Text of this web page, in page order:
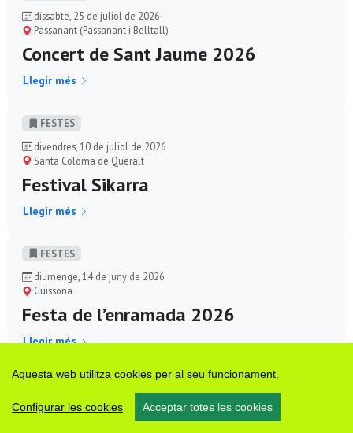
Aquesta web utilitza cookies per al seu funcionament.
Configurar les cookies Acceptar totes les cookies
dissabte, 25 de juliol de 2026
Passanant (Passanant i Belltall)
Concert de Sant Jaume 2026
Llegir més
FESTES
divendres, 10 de juliol de 2026
Santa Coloma de Queralt
Festival Sikarra
Llegir més
FESTES
diumenge, 14 de juny de 2026
Guissona
Festa de l’enramada 2026
Llegir més
divendres, 29 de maig de 2026